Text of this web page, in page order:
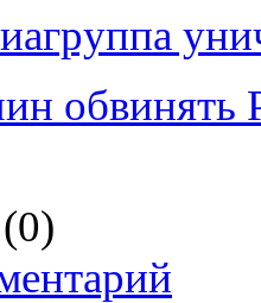
обвинять
(0)